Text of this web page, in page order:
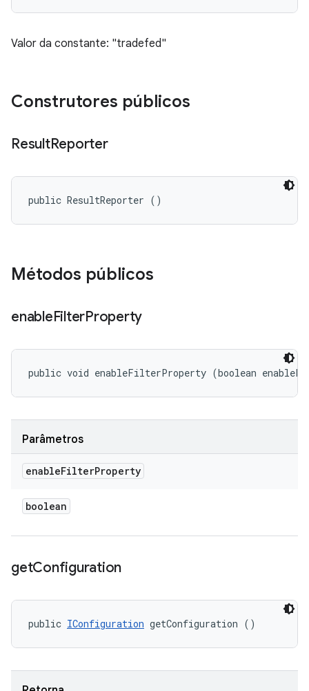
Valor da constante: "tradefed"
Construtores públicos
ResultReporter
public ResultReporter ()
Métodos públicos
enableFilterProperty
public void enableFilterProperty (boolean
Parâmetros
enableFilterProperty
boolean
getConfiguration
public IConfiguration getConfiguration ()